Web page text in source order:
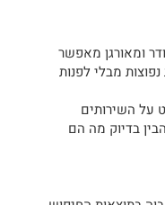
ומאורגן מאפשר
מבלי לפנות
על השירותים
בדיוק מה הם